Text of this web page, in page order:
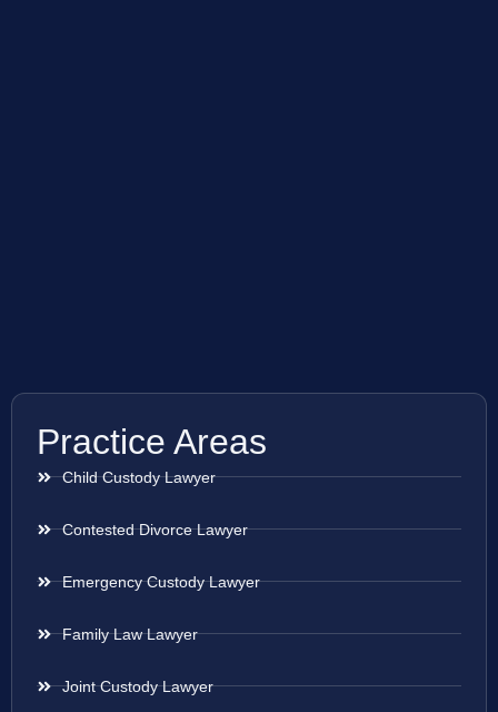
Practice Areas
Child Custody Lawyer
Contested Divorce Lawyer
Emergency Custody Lawyer
Family Law Lawyer
Joint Custody Lawyer